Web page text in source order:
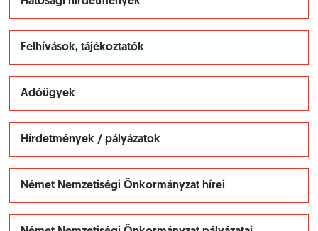
Felhívások, tájékoztatók
Adóügyek
Hírdetmények / pályázatok
Német Nemzetiségi Önkormányzat hírei